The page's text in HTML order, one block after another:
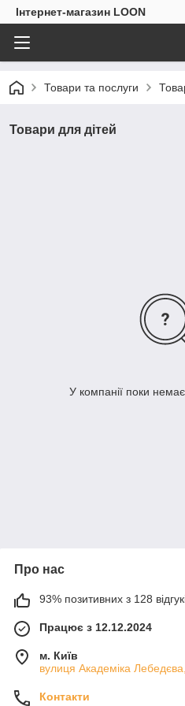
Інтернет-магазин LOON
Товари та послуги
Товари для дітей
У компанії поки
Про нас
93% позитивних з 128
Працює з 12.12.2024
м. Київ
вулиця Академіка
Контакти